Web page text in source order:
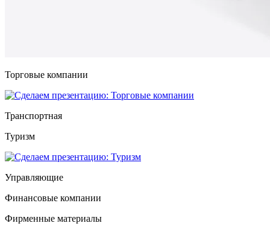
Торговые компании
Транспортная
Туризм
Управляющие
Финансовые компании
Фирменные материалы